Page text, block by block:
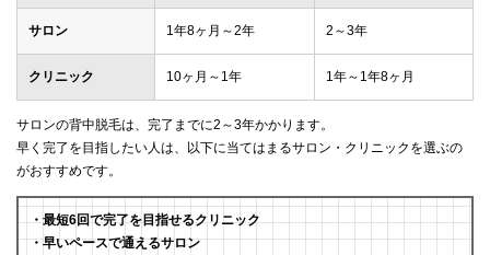
サロン 1年8ヶ月～2年 2～3年
クリニック 10ヶ月～1年 1年～1年8ヶ月
サロンの背中脱毛は、完了までに2～3年かかります。
早く完了を目指したい人は、以下に当てはまるサロン・クリニックを選ぶの
がおすすめです。
・最短6回で完了を目指せるクリニック
・早いペースで通えるサロン